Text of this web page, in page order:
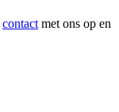
contact met ons op en